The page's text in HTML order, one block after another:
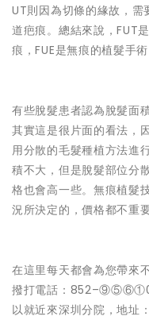
UT則因為切條的緣故，
道疤痕。總結來說，FUT
痕，FUE是無痕的植髮手
有些脫髮患者認為脫髮面
其實這是很片面的看法，
用分散的毛髮種植方法進
積不大，但是脫髮部位分
格也會高一些。無痕植髮
況所決定的，價格都不重
在這里每天都會為您帶來
撥打電話：
以就近來深圳分院，地址